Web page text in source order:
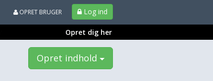
Log ind
OPRET BRUGER
Opret dig her
Opret indhold